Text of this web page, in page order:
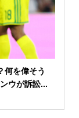
何を偉そう
ウが訴訟...